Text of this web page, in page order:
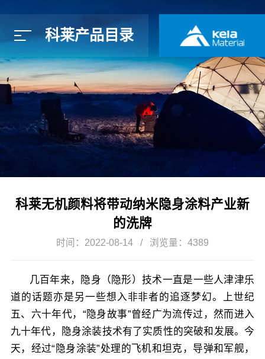
科莱产品目录 简体中文
科莱无机颜料将带动纳米隐身涂料产业新
的洗牌
时间：2022-08-14 浏览量：4389
几百年来，隐身（隐形）技术一直是一些人津津乐
道的话题亦是另一些想入非非者的追逐梦幻。上世纪
五、六十年代，“隐身故事”曾经广为流传过，然而进入
九十年代，隐身涂装技术有了实质性的突破和发展。今
天，经过“隐身涂装”处理的飞机和坦克，导弹和军舰，